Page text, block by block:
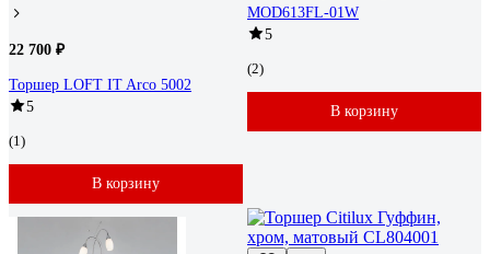
22 700 ₽
Торшер LOFT IT Arco 5002
5
(1)
В корзину
MOD613FL-01W
5
(2)
В корзину